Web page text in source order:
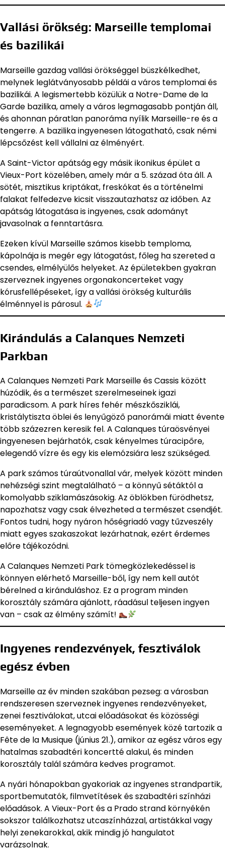
Vallási örökség: Marseille templomai
és bazilikái
Marseille gazdag vallási örökséggel büszkélkedhet,
melynek leglátványosabb példái a város templomai és
bazilikái. A legismertebb közülük a Notre-Dame de la
Garde bazilika, amely a város legmagasabb pontján áll,
és ahonnan páratlan panoráma nyílik Marseille-re és a
tengerre. A bazilika ingyenesen látogatható, csak némi
lépcsőzést kell vállalni az élményért.
A Saint-Victor apátság egy másik ikonikus épület a
Vieux-Port közelében, amely már a 5. század óta áll. A
sötét, misztikus kriptákat, freskókat és a történelmi
falakat felfedezve kicsit visszautazhatsz az időben. Az
apátság látogatása is ingyenes, csak adományt
javasolnak a fenntartásra.
Ezeken kívül Marseille számos kisebb temploma,
kápolnája is megér egy látogatást, főleg ha szereted a
csendes, elmélyülős helyeket. Az épületekben gyakran
szerveznek ingyenes orgonakoncerteket vagy
kórusfellépéseket, így a vallási örökség kulturális
élménnyel is párosul.
Kirándulás a Calanques Nemzeti
Parkban
A Calanques Nemzeti Park Marseille és Cassis között
húzódik, és a természet szerelmeseinek igazi
paradicsom. A park híres fehér mészkősziklái,
kristálytiszta öblei és lenyűgöző panorámái miatt évente
több százezren keresik fel. A Calanques túraösvényei
ingyenesen bejárhatók, csak kényelmes túracipőre,
elegendő vízre és egy kis elemózsiára lesz szükséged.
A park számos túraútvonallal vár, melyek között minden
nehézségi szint megtalálható – a könnyű sétáktól a
komolyabb sziklamászásokig. Az öblökben fürödhetsz,
napozhatsz vagy csak élvezheted a természet csendjét.
Fontos tudni, hogy nyáron hőségriadó vagy tűzveszély
miatt egyes szakaszokat lezárhatnak, ezért érdemes
előre tájékozódni.
A Calanques Nemzeti Park tömegközlekedéssel is
könnyen elérhető Marseille-ből, így nem kell autót
bérelned a kiránduláshoz. Ez a program minden
korosztály számára ajánlott, ráadásul teljesen ingyen
van – csak az élmény számít!
Ingyenes rendezvények, fesztiválok
egész évben
Marseille az év minden szakában pezseg: a városban
rendszeresen szerveznek ingyenes rendezvényeket,
zenei fesztiválokat, utcai előadásokat és közösségi
eseményeket. A legnagyobb események közé tartozik a
Fête de la Musique (június 21.), amikor az egész város egy
hatalmas szabadtéri koncertté alakul, és minden
korosztály talál számára kedves programot.
A nyári hónapokban gyakoriak az ingyenes strandpartik,
sportbemutatók, filmvetítések és szabadtéri színházi
előadások. A Vieux-Port és a Prado strand környékén
sokszor találkozhatsz utcaszínházzal, artistákkal vagy
helyi zenekarokkal, akik mindig jó hangulatot
varázsolnak.